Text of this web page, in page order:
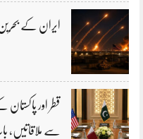
ایران کے بحرین
قطر اور پاکستان
سے ملاقاتیں،